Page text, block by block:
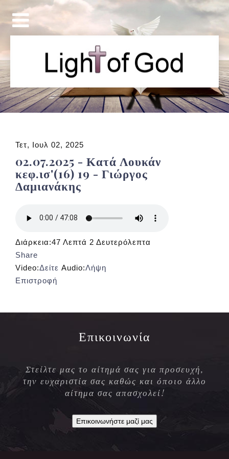
Τετ, Ιουλ 02, 2025
02.07.2025 - Κατά Λουκάν
κεφ.ισ'(16) 19 - Γιώργος
Δαμιανάκης
Διάρκεια:47 Λεπτά 2 Δευτερόλεπτα
Share
Video:Δείτε Audio:Λήψη
Επιστροφή
Επικοινωνία
Στείλτε μας το αίτημά σας για προσευχή,
την ευχαριστία σας καθώς και όποιο άλλο
αίτημα σας απασχολεί!
Επικοινωνήστε μαζί μας